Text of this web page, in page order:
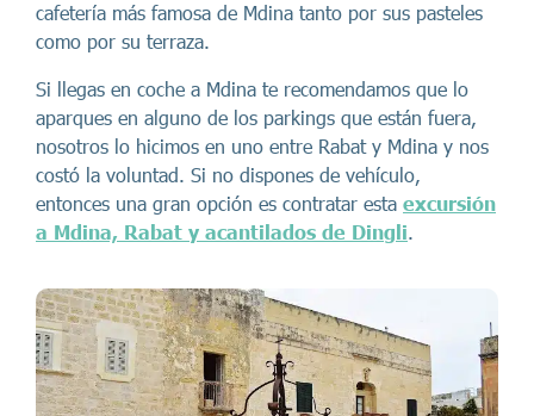
cafetería más famosa de Mdina tanto por sus pasteles
como por su terraza.
Si llegas en coche a Mdina te recomendamos que lo
aparques en alguno de los parkings que están fuera,
nosotros lo hicimos en uno entre Rabat y Mdina y nos
costó la voluntad. Si no dispones de vehículo,
entonces una gran opción es contratar esta excursión
a Mdina, Rabat y acantilados de Dingli.